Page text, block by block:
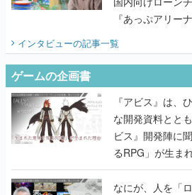
『あっぷアリー
インタビューの記事一覧
ゲームの企画書
『アビス』は、
な開発資料とと
ビス』開発陣に
るRPG」が生ま
書】
なにが、人を「